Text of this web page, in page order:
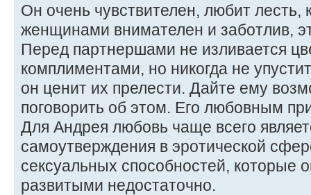
Он очень чувствителен, любит
женщинами внимателен и заботлив,
Перед партнершами не изливается
комплиментами, но никогда не
он ценит их прелести. Дайте ему
поговорить об этом. Его любовным
Для Андрея любовь чаще всего
самоутверждения в эротической
сексуальных способностей, которые
развитыми недостаточно.